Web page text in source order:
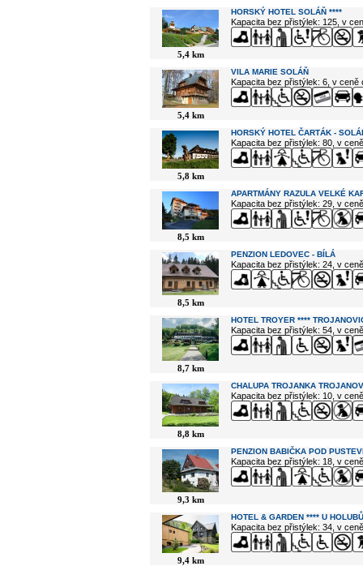
5,4 km
HORSKÝ HOTEL SOLÁŇ ****
Kapacita bez přistýlek: 125, v
5,4 km
VILA MARIE SOLÁŇ
Kapacita bez přistýlek: 6, v ceně
5,8 km
HORSKÝ HOTEL ČARTÁK -
Kapacita bez přistýlek: 80, v
8,5 km
APARTMÁNY RAZULA VELKÉ
Kapacita bez přistýlek: 29, v
8,5 km
PENZION LEDOVEC - BÍLÁ
Kapacita bez přistýlek: 24, v
8,7 km
HOTEL TROYER ****
Kapacita bez přistýlek: 54, v
8,8 km
CHALUPA TROJANKA
Kapacita bez přistýlek: 10, v
9,3 km
PENZION BABIČKA POD
Kapacita bez přistýlek: 18, v
9,4 km
HOTEL & GARDEN **** U
Kapacita bez přistýlek: 34, v